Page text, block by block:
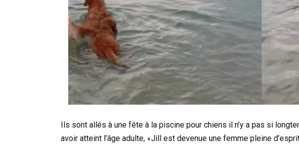
Ils sont allés à une fête à la piscine pour chiens il n’y a pas si
avoir atteint l’âge adulte, «Jill est devenue une femme pleine